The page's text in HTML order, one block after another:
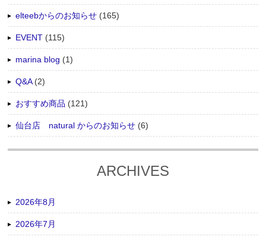
elteebからのお知らせ (165)
EVENT (115)
marina blog (1)
Q&A(2)
おすすめ商品 (121)
仙台店 natural からのお知らせ (6)
ARCHIVES
2026年8月
2026年7月